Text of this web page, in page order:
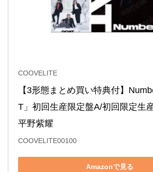
COOVELITE
【3形態まとめ買い特典付】
T」初回生産限定盤A/初回限定生
平野紫耀
COOVELITE00100
Amazonで見る